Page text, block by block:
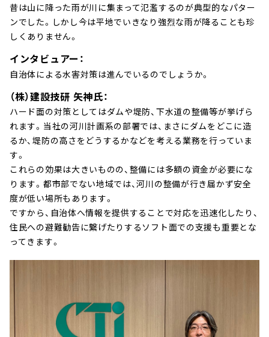
昔は山に降った雨が川に集まって氾濫するのが典型的なパター
ンでした。しかし今は平地でいきなり強烈な雨が降ることも珍
しくありません。
インタビュアー：
自治体による水害対策は進んでいるのでしょうか。
（株）建設技研 矢神氏：
ハード面の対策としてはダムや堤防、下水道の整備等が挙げら
れます。当社の河川計画系の部署では、まさにダムをどこに造
るか、堤防の高さをどうするかなどを考える業務を行っていま
す。
これらの効果は大きいものの、整備には多額の資金が必要にな
ります。都市部でない地域では、河川の整備が行き届かず安全
度が低い場所もあります。
ですから、自治体へ情報を提供することで対応を迅速化したり、
住民への避難勧告に繋げたりするソフト面での支援も重要とな
ってきます。